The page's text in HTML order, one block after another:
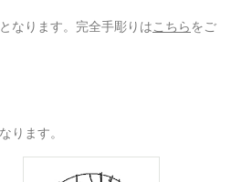
なります。完全手彫りはこちらをご
ります。